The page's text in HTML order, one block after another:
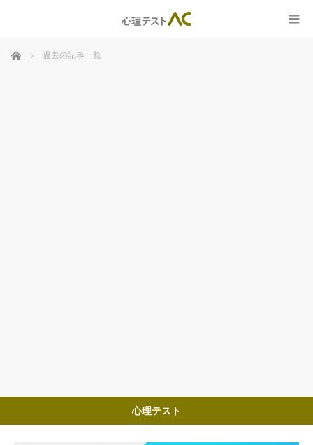
ホーム 過去の記事一覧
心理テスト